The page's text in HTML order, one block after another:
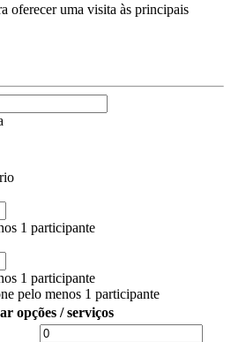
oferecer uma visita às principais
1 participante
1 participante
pelo menos 1 participante
opções / serviços